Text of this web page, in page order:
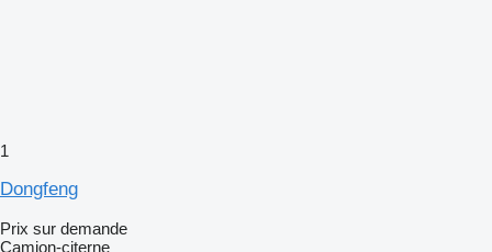
1
Dongfeng
Prix sur demande
Camion-citerne